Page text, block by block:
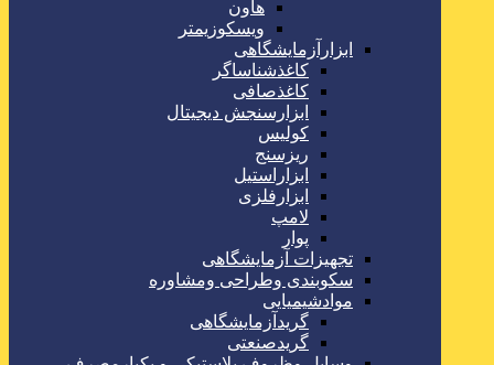
هاون
ویسکوزیمتر
ابزارآزمایشگاهی
کاغذشناساگر
کاغذصافی
ابزارسنجش دیجیتال
کولیس
ریزسنج
ابزاراستیل
ابزارفلزی
لامپ
پوار
تجهیزات آزمایشگاهی
سکوبندی وطراحی ومشاوره
موادشیمیایی
گریدآزمایشگاهی
گریدصنعتی